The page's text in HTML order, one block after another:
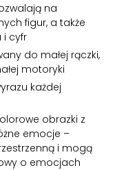
na
figur, a także
i cyfr
do małej rączki,
motoryki
każdej
obrazki z
emocje –
i mogą
o emocjach